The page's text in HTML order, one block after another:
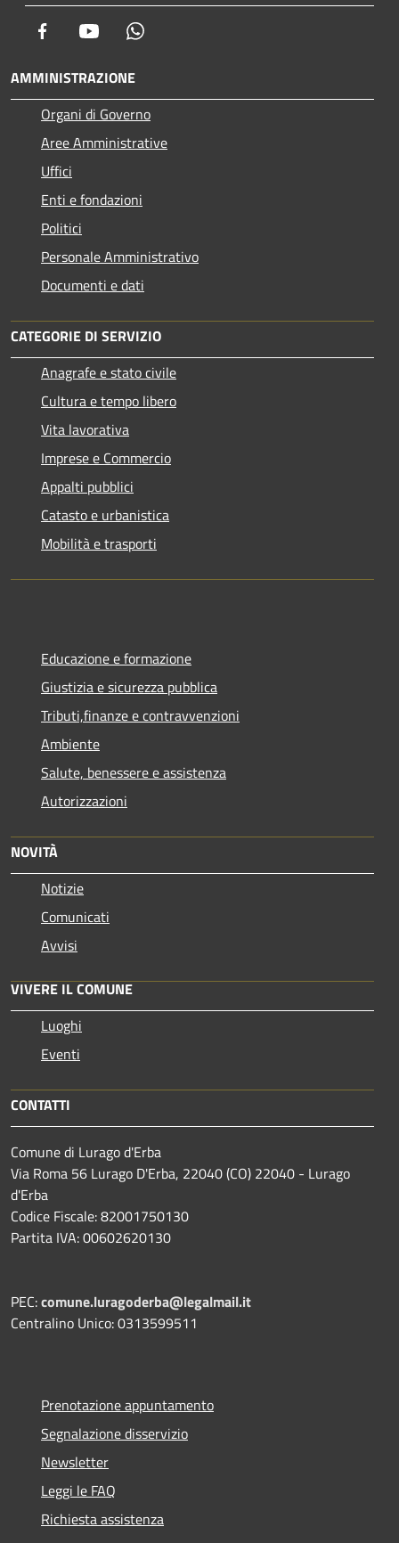
Facebook Youtube
AMMINISTRAZIONE
Organi di Governo
Aree Amministrative
Uffici
Enti e fondazioni
Politici
Personale Amministrativo
Documenti e dati
CATEGORIE DI SERVIZIO
Anagrafe e stato civile
Cultura e tempo libero
Vita lavorativa
Imprese e Commercio
Appalti pubblici
Catasto e urbanistica
Mobilità e trasporti
Educazione e formazione
Giustizia e sicurezza pubblica
Tributi,finanze e contravvenzioni
Ambiente
Salute, benessere e assistenza
Autorizzazioni
NOVITÀ
Notizie
Comunicati
Avvisi
VIVERE IL COMUNE
Luoghi
Eventi
CONTATTI
Comune di Lurago d'Erba
Via Roma 56 Lurago D'Erba, 22040 (CO) 22040 - Lurago
d'Erba
Codice Fiscale: 82001750130
Partita IVA: 00602620130
PEC:comune.luragoderba@legalmail.it
Centralino Unico: 0313599511
Prenotazione appuntamento
Segnalazione disservizio
Newsletter
Leggi le FAQ
Richiesta assistenza